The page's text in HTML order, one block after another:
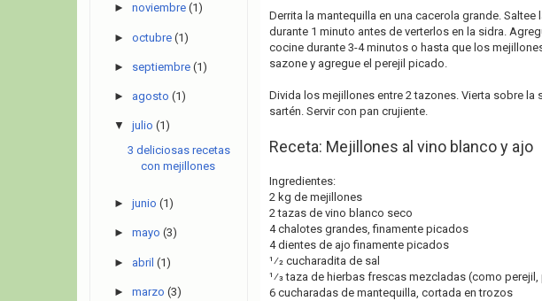
Derrita la mantequilla en una cacerola grande.
durante 1 minuto antes de verterlos en la sidra.
cocine durante 3-4 minutos o hasta que los
sazone y agregue el perejil picado.
Divida los mejillones entre 2 tazones. Vierta sobre la
sartén. Servir con pan crujiente.
Receta: Mejillones al vino blanco y ajo
Ingredientes:
2 kg de mejillones
2 tazas de vino blanco seco
4 chalotes grandes, finamente picados
4 dientes de ajo finamente picados
1⁄2 cucharadita de sal
1⁄3 taza de hierbas frescas mezcladas (como
6 cucharadas de mantequilla, cortada en trozos
► noviembre (1)
► octubre (1)
► septiembre (1)
► agosto (1)
▼ julio (1)
3 deliciosas recetas
con mejillones
► junio (1)
► mayo (3)
► abril (1)
► marzo (3)